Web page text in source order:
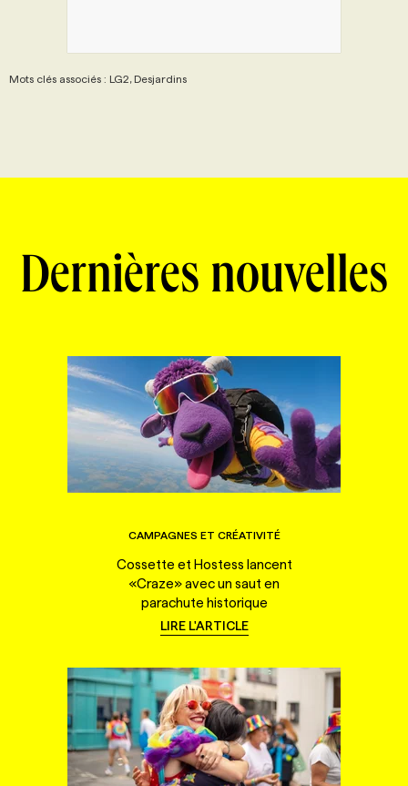
Mots clés associés : LG2, Desjardins
Dernières nouvelles
CAMPAGNES ET CRÉATIVITÉ
Cossette et Hostess lancent
«Craze» avec un saut en
parachute historique
LIRE L'ARTICLE